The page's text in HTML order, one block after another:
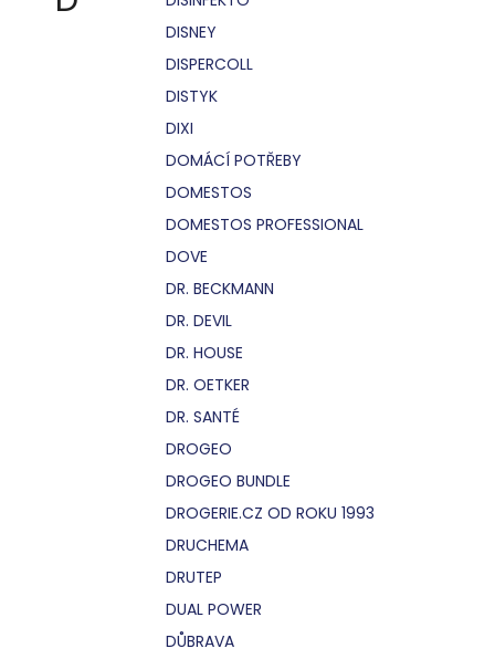
DISNEY
DISPERCOLL
DISTYK
DIXI
DOMÁCÍ POTŘEBY
DOMESTOS
DOMESTOS PROFESSIONAL
DOVE
DR. BECKMANN
DR. DEVIL
DR. HOUSE
DR. OETKER
DR. SANTÉ
DROGEO
DROGEO BUNDLE
DROGERIE.CZ OD ROKU 1993
DRUCHEMA
DRUTEP
DUAL POWER
DŮBRAVA